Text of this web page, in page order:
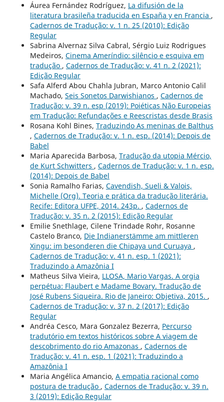
Áurea Fernández Rodríguez, La difusión de la
literatura brasileña traducida en España y en Francia ,
Cadernos de Tradução: v. 1 n. 25 (2010): Edição
Regular
Sabrina Alvernaz Silva Cabral, Sérgio Luiz Rodrigues
Medeiros, Cinema Ameríndio: silêncio e esquiva em
tradução , Cadernos de Tradução: v. 41 n. 2 (2021):
Edição Regular
Safa Alferd Abou Chahla Jubran, Marco Antonio Calil
Machado, Seis Sonetos Darwishianos , Cadernos de
Tradução: v. 39 n. esp (2019): Poiéticas Não Europeias
em Tradução: Refundações e Reescristas desde Brasis
Rosana Kohl Bines, Traduzindo As meninas de Balthus
, Cadernos de Tradução: v. 1 n. esp. (2014): Depois de
Babel
Maria Aparecida Barbosa, Tradução da utopia Mércio,
de Kurt Schwitters , Cadernos de Tradução: v. 1 n. esp.
(2014): Depois de Babel
Sonia Ramalho Farias, Cavendish, Sueli & Valois,
Michelle (Org). Teoria e prática da tradução literária.
Recife: Editora UFPE, 2014. 243p. , Cadernos de
Tradução: v. 35 n. 2 (2015): Edição Regular
Emilie Snethlage, Cilene Trindade Rohr, Rosanne
Castelo Branco, Die Indianerstämme am mittleren
Xingu: im besonderen die Chipaya und Curuaya ,
Cadernos de Tradução: v. 41 n. esp. 1 (2021):
Traduzindo a Amazônia I
Matheus Silva Vieira, LLOSA, Mario Vargas. A orgia
perpétua: Flaubert e Madame Bovary. Tradução de
José Rubens Siqueira. Rio de Janeiro: Objetiva, 2015. ,
Cadernos de Tradução: v. 37 n. 2 (2017): Edição
Regular
Andréa Cesco, Mara Gonzalez Bezerra, Percurso
tradutório em textos históricos sobre A viagem de
descobrimento do rio Amazonas , Cadernos de
Tradução: v. 41 n. esp. 1 (2021): Traduzindo a
Amazônia I
Maria Angélica Amancio, A empatia racional como
postura de tradução , Cadernos de Tradução: v. 39 n.
3 (2019): Edição Regular